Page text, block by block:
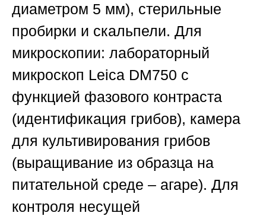
диаметром 5 мм), стерильные
пробирки и скальпели. Для
микроскопии: лабораторный
микроскоп Leica DM750 с
функцией фазового контраста
(идентификация грибов), камера
для культивирования грибов
(выращивание из образца на
питательной среде – агаре). Для
контроля несущей